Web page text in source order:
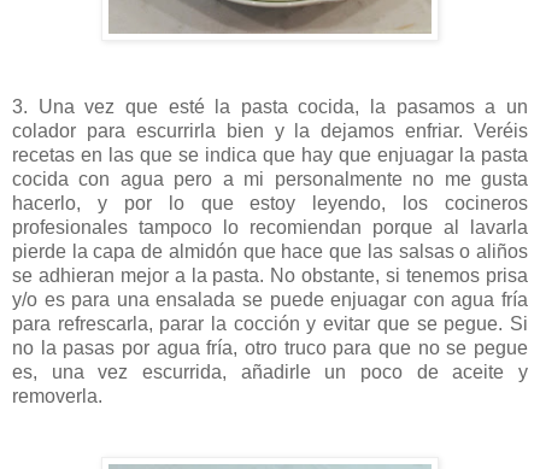
3. Una vez que esté la pasta cocida, la pasamos a un
colador para escurrirla bien y la dejamos enfriar. Veréis
recetas en las que se indica que hay que enjuagar la pasta
cocida con agua pero a mi personalmente no me gusta
hacerlo, y por lo que estoy leyendo, los cocineros
profesionales tampoco lo recomiendan porque al lavarla
pierde la capa de almidón que hace que las salsas o aliños
se adhieran mejor a la pasta. No obstante, si tenemos prisa
y/o es para una ensalada se puede enjuagar con agua fría
para refrescarla, parar la cocción y evitar que se pegue. Si
no la pasas por agua fría, otro truco para que no se pegue
es, una vez escurrida, añadirle un poco de aceite y
removerla.